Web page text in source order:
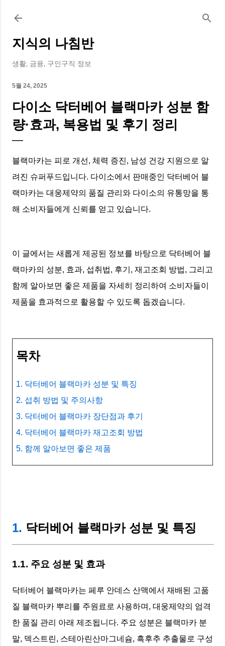
지식의 나침반
생활, 금융, 구인구직 정보
5월 24, 2025
다이소 닥터베어 블랙마카 성분 함
량·효과, 복용법 및 후기 정리
블랙마카는 피로 개선, 체력 증진, 남성 건강 지원으로 알
려진 슈퍼푸드입니다. 다이소에서 판매중인 닥터베어 블
랙마카는 대웅제약의 품질 관리와 다이소의 유통망을 통
해 소비자들에게 신뢰를 얻고 있습니다.
이 글에서는 새롭게 제공된 정보를 바탕으로 닥터베어 블
랙마카의 성분, 효과, 섭취법, 후기, 재고조회 방법, 그리고
함께 알아보면 좋은 제품을 자세히 정리하여 소비자들이
제품을 효과적으로 활용할 수 있도록 돕겠습니다.
목차
1. 닥터베어 블랙마카 성분 및 특징
2. 섭취 방법 및 주의사항
3. 닥터베어 블랙마카 장단점과 후기
4. 닥터베어 블랙마카 재고조회 방법
5. 함께 알아보면 좋은 제품
1. 닥터베어 블랙마카 성분 및 특징
1.1. 주요 성분 및 효과
닥터베어 블랙마카는 페루 안데스 산맥에서 재배된 고품
질 블랙마카 뿌리를 주원료로 사용하며, 대웅제약의 엄격
한 품질 관리 아래 제조됩니다. 주요 성분은 블랙마카 분
말, 덱스트린, 스테아린산마그네슘, 흑후추 추출물로 구성